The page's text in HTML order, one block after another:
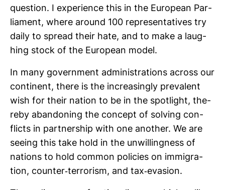
ques­tion. I expe­ri­ence this in the European Par­
lia­ment, where around 100 repre­sen­ta­tives try
daily to spread their hate, and to make a laug­
hing stock of the European model.
In many govern­ment admi­nis­tra­tions across our
con­ti­nent, there is the incre­a­singly pre­va­lent
wish for their nation to be in the spot­light, the­
reby aban­do­ning the con­cept of sol­ving con­
flicts in part­nership with one ano­ther. We are
seeing this take hold in the unwil­ling­ness of
nations to hold common poli­cies on immi­gra­
tion, counter-​ter­ro­rism, and tax-​eva­sion.